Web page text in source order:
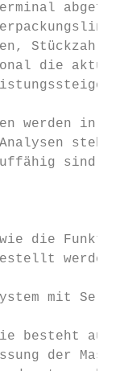
die
werden in
sind.
die
werden.
mit
besteht aus
der